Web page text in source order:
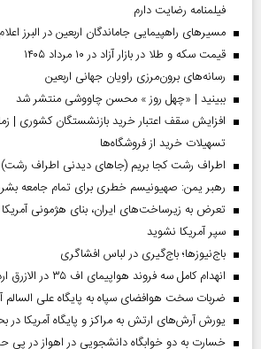
فیلمنامه رضایت دارم
مسیر‌های راهپیمایی جاماندگان اربعین در البرز
قیمت سکه و طلا در بازار آزاد در ۱۰ مرداد ۱۴۰۵
رسانه‌های برون‌مرزی راویان جهانی اربعین
ببینید | «چهل روز » محسن چاووشی منتشر شد
افزایش سقف اعتبار خرید بازنشستگان کشوری |
تسهیلات خرید از فروشگاه‌ها
اطراف رشت کجا بریم (جاهای دیدنی اطراف رشت)
رهبر یمن: صهیونیسم خطری برای تمام جامعه
تعرض به زیرساخت‌های ایران، بنای هژمونی آمریکا
سپر آمریکا نشوید
باج‌نیوزها؛ باج‌گیری در لباس افشاگری
انهدام کامل سه فروند هواپیمای اف ۳۵ در الازرق اردن
ضربات سخت هوافضای سپاه به پایگاه علی السالم
یورش آرش‌های ارتش به مراکز و پایگاه‌ آمریکا در
خسارت به دو خوابگاه دانشجویی در اهواز در پی